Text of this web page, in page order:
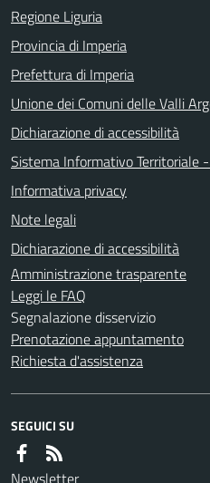
Regione Liguria
Provincia di Imperia
Prefettura di Imperia
Unione dei Comuni delle Valli
Dichiarazione di accessibilità
Sistema Informativo Territoriale
Informativa privacy
Note legali
Dichiarazione di accessibilità
Amministrazione trasparente
Leggi le FAQ
Segnalazione disservizio
Prenotazione appuntamento
Richiesta d'assistenza
SEGUICI SU
Newsletter